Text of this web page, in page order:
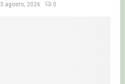
3 agosto, 2026 0